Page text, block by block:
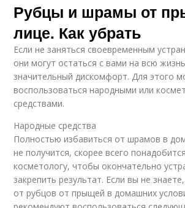
Рубцы и шрамы от
лице. Как убрать
Если не заняться своевременным
они могут остаться с вами на всю
значительный дискомфорт. Для этого
воспользоваться народными или
средствами.
Народные средства
Полностью избавиться от шрамов в
не получится, скорее всего
косметологу, чтобы окончательно
закрепить результат. Если вы не
от рубцов от прыщей в домашних